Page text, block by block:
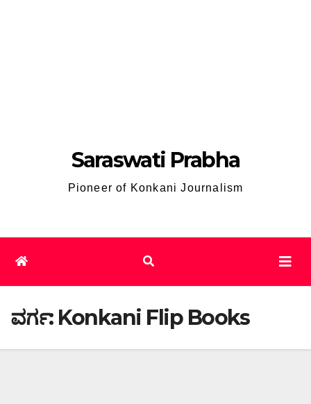
Saraswati Prabha
Pioneer of Konkani Journalism
ವರ್ಗ: Konkani Flip Books